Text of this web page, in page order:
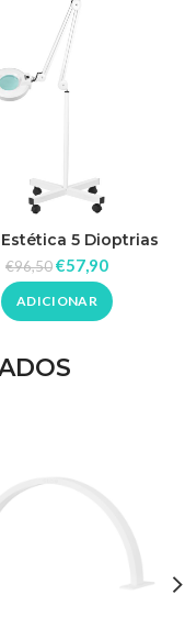
5 Dioptrias
com Pé
€96,50€57,90
ADICIONAR